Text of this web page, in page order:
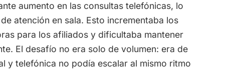
aumento en las consultas telefónicas, lo
atención en sala. Esto incrementaba los
para los afiliados y dificultaba mantener
El desafío no era solo de volumen: era de
y telefónica no podía escalar al mismo ritmo